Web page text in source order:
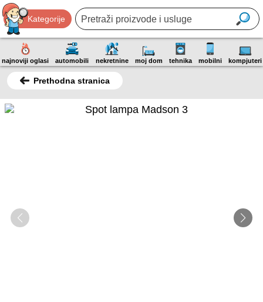
Kategorije
najnoviji oglasi automobili nekretnine moj dom tehnika mobilni kompjuteri
Prethodna stranica